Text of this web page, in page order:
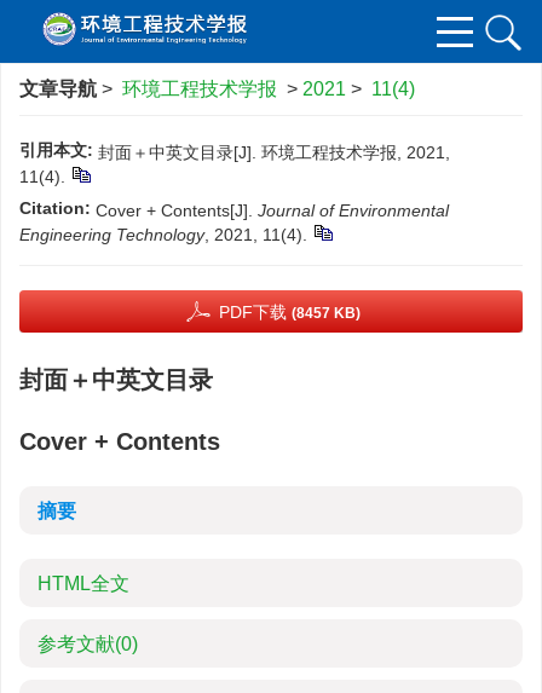
文章导航 > 环境工程技术学报 > 2021 > 11(4)
引用本文: 封面＋中英文目录[J]. 环境工程技术学报, 2021,
11(4).
Citation: Cover + Contents[J]. Journal of Environmental
Engineering Technology, 2021, 11(4).
PDF下载 (8457 KB)
封面＋中英文目录
Cover + Contents
摘要
HTML全文
参考文献(0)